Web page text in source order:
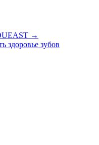
→
здоровье зубов